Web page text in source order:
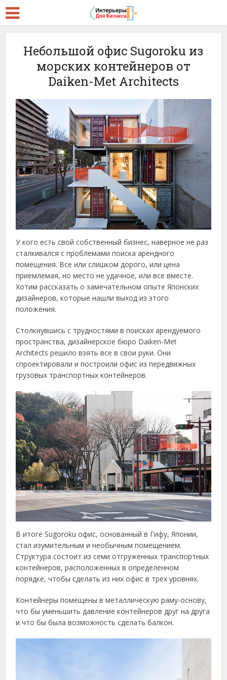
Небольшой офис Sugoroku из
морских контейнеров от
Daiken-Met Architects
У кого есть свой собственный бизнес, наверное не раз
сталкивался с проблемами поиска арендного
помещения. Все или слишком дорого, или цена
приемлемая, но место не удачное, или все вместе.
Хотим рассказать о замечательном опыте Японских
дизайнеров, которые нашли выход из этого
положения.
Столкнувшись с трудностями в поисках арендуемого
пространства, дизайнерское бюро Daiken-Met
Architects решило взять все в свои руки. Они
спроектировали и построили офис из передвижных
грузовых транспортных контейнеров.
В итоге Sugoroku офис, основанный в Гифу, Японии,
стал изумительным и необычным помещением.
Структура состоит из семи отгруженных транспортных
контейнеров, расположенных в определенном
порядке, чтобы сделать из них офис в трех уровнях.
Контейнеры помещены в металлическую раму-основу,
что бы уменьшить давление контейнеров друг на друга
и что бы была возможность сделать балкон.